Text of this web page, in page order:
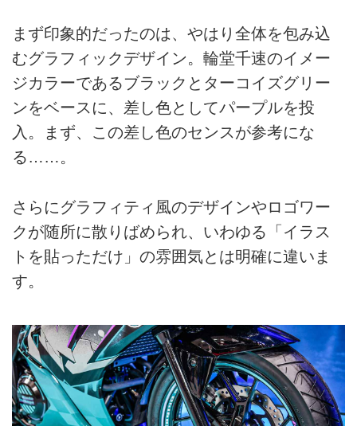
まず印象的だったのは、やはり全体を包み込
むグラフィックデザイン。輪堂千速のイメー
ジカラーであるブラックとターコイズグリー
ンをベースに、差し色としてパープルを投
入。まず、この差し色のセンスが参考にな
る……。
さらにグラフィティ風のデザインやロゴワー
クが随所に散りばめられ、いわゆる「イラス
トを貼っただけ」の雰囲気とは明確に違いま
す。